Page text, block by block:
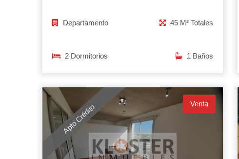
Departamento 45 M² Totales
2 Dormitorios 1 Baños
Apto Crédito Venta